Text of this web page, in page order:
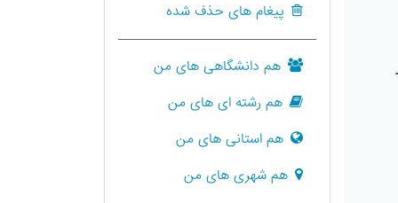
پیغام های حذف شده
هم دانشگاهی های من
هم رشته ای های من
هم استانی های من
هم شهری های من